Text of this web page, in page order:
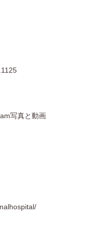
写真と動画